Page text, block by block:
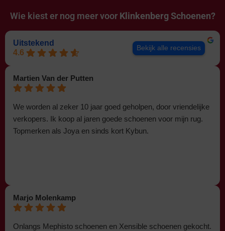
Wie kiest er nog meer voor Klinkenberg Schoenen?
Uitstekend
4.6
Bekijk alle recensies
Martien Van der Putten
We worden al zeker 10 jaar goed geholpen, door vriendelijke
verkopers. Ik koop al jaren goede schoenen voor mijn rug.
Topmerken als Joya en sinds kort Kybun.
Marjo Molenkamp
Onlangs Mephisto schoenen en Xensible schoenen gekocht.